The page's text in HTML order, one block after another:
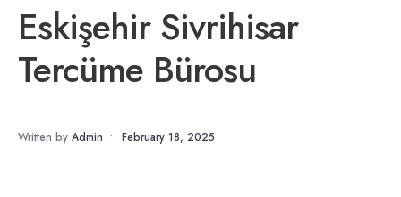
Eskişehir Sivrihisar
Tercüme Bürosu
Written by Admin • February 18, 2025